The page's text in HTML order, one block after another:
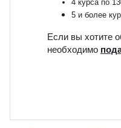
4 курса по
5 и более
Если вы хотите
необходимо